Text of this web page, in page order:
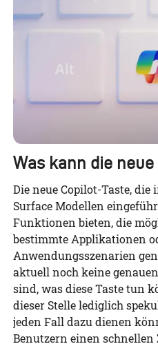
Was kann die
Die neue Copilot-Taste,
Surface Modellen
Funktionen bieten, die
bestimmte Applikationen
Anwendungsszenarien
aktuell noch keine
sind, was diese Taste tun
dieser Stelle lediglich
jeden Fall dazu dienen
Benutzern einen